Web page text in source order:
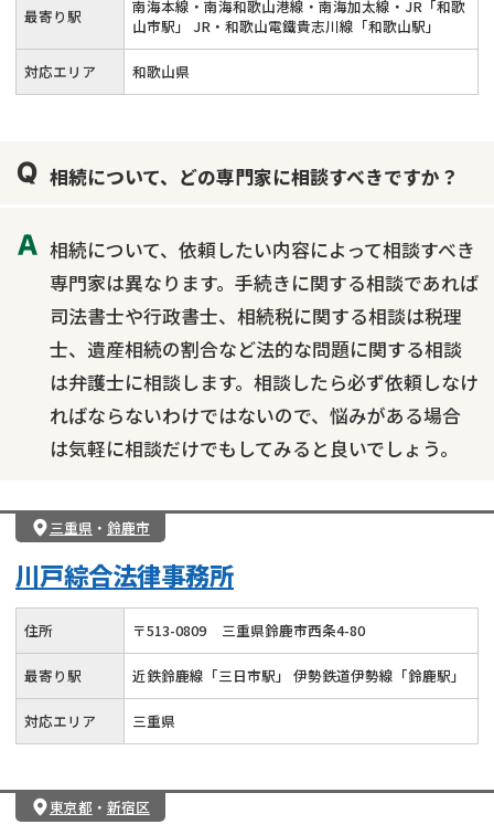
最寄り駅
南海本線・南海和歌山港線・南海加太線・JR「和歌
山市駅」 JR・和歌山電鐵貴志川線「和歌山駅」
対応エリア 和歌山県
相続について、どの専門家に相談すべきですか？
相続について、依頼したい内容によって相談すべき
専門家は異なります。手続きに関する相談であれば
司法書士や行政書士、相続税に関する相談は税理
士、遺産相続の割合など法的な問題に関する相談
は弁護士に相談します。相談したら必ず依頼しなけ
ればならないわけではないので、悩みがある場合
は気軽に相談だけでもしてみると良いでしょう。
三重県 ・ 鈴鹿市
川戸綜合法律事務所
住所 〒513-0809 三重県鈴鹿市西条4-80
最寄り駅 近鉄鈴鹿線「三日市駅」 伊勢鉄道伊勢線「鈴鹿駅」
対応エリア 三重県
東京都 ・ 新宿区